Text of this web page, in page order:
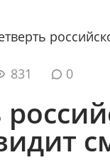
831 0